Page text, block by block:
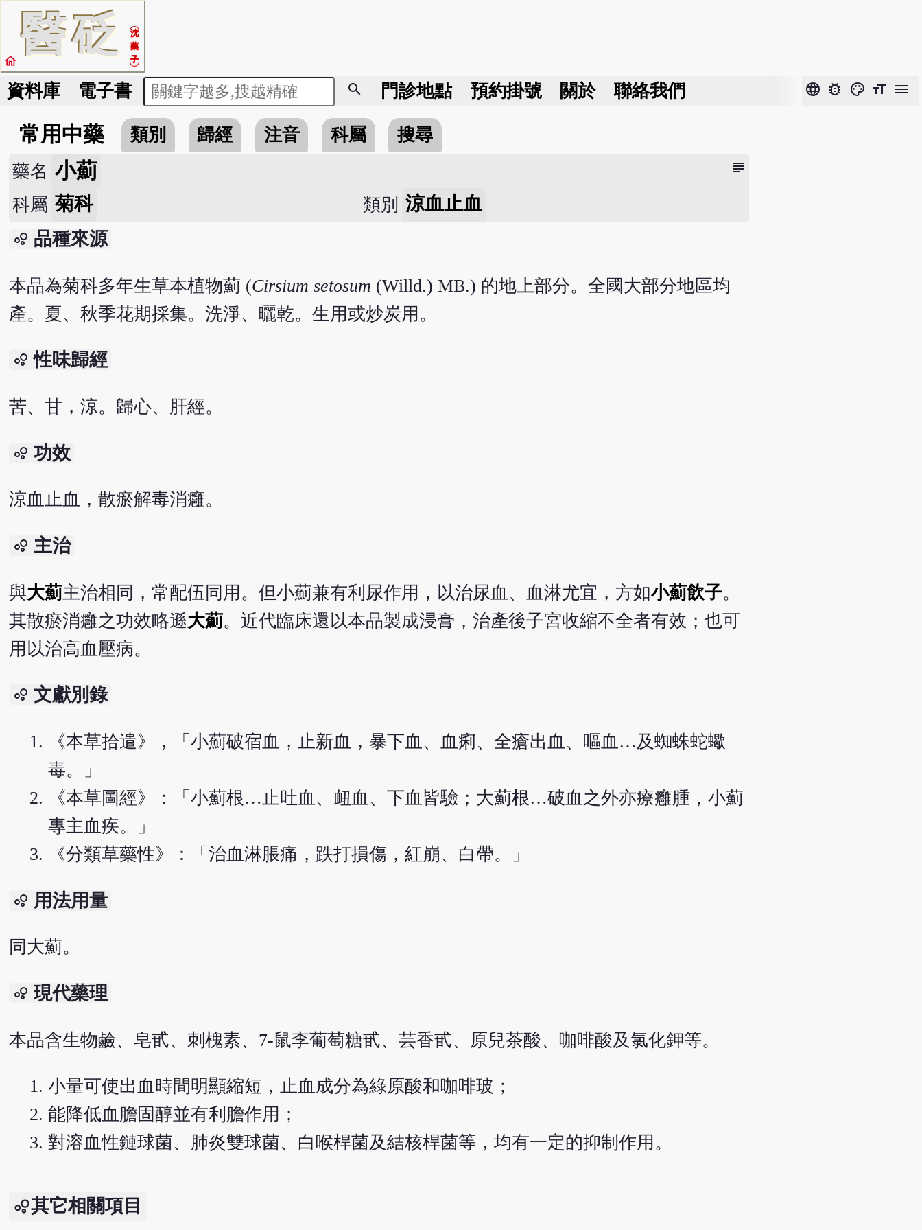
醫砭
沈
藥
子
home
資料庫 電子書 search 門診地點 預約掛號 關於 聯絡我們 language bug_report color_lens format_size menu
常用中藥 類別 歸經 注音 科屬 搜尋
subject
藥名 小薊
科屬 菊科 類別 涼血止血
bubble_chart 品種來源
本品為菊科多年生草本植物薊 (Cirsium setosum (Willd.) MB.) 的地上部分。全國大部分地區均
產。夏、秋季花期採集。洗淨、曬乾。生用或炒炭用。
bubble_chart 性味歸經
苦、甘，涼。歸心、肝經。
bubble_chart 功效
涼血止血，散瘀解毒消癰。
bubble_chart 主治
與大薊主治相同，常配伍同用。但小薊兼有利尿作用，以治尿血、血淋尤宜，方如小薊飲子。
其散瘀消癰之功效略遜大薊。近代臨床還以本品製成浸膏，治產後子宮收縮不全者有效；也可
用以治高血壓病。
bubble_chart 文獻別錄
《本草拾遣》，「小薊破宿血，止新血，暴下血、血痢、全瘡出血、嘔血…及蜘蛛蛇蠍
毒。」
《本草圖經》：「小薊根…止吐血、衄血、下血皆驗；大薊根…破血之外亦療癰腫，小薊
專主血疾。」
《分類草藥性》：「治血淋脹痛，跌打損傷，紅崩、白帶。」
bubble_chart 用法用量
同大薊。
bubble_chart 現代藥理
本品含生物鹼、皂甙、刺槐素、7-鼠李葡萄糖甙、芸香甙、原兒茶酸、咖啡酸及氯化鉀等。
小量可使出血時間明顯縮短，止血成分為綠原酸和咖啡玻；
能降低血膽固醇並有利膽作用；
對溶血性鏈球菌、肺炎雙球菌、白喉桿菌及結核桿菌等，均有一定的抑制作用。
其它相關項目